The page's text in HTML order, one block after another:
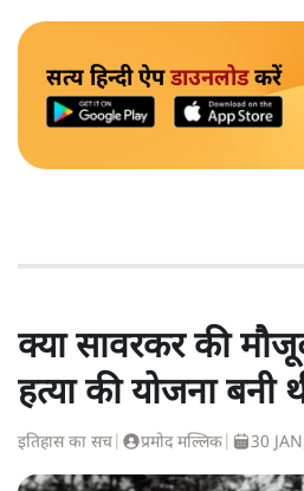
सत्य हिन्दी ऐपडाउनलोडकरें
क्या सावरकर की
हत्या की योजना बनी
इतिहास का सच प्रमोद मल्लिक 30